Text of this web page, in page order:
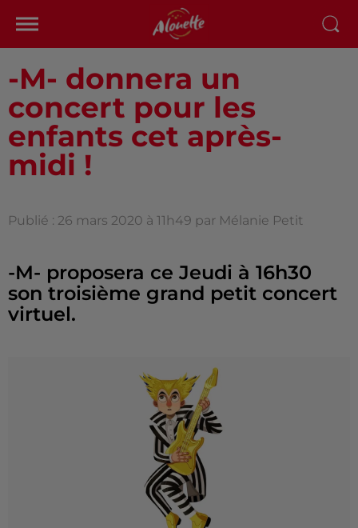
-M- donnera un
concert pour les
enfants cet après-
midi !
Publié : 26 mars 2020 à 11h49 par Mélanie Petit
-M- proposera ce Jeudi à 16h30
son troisième grand petit concert
virtuel.